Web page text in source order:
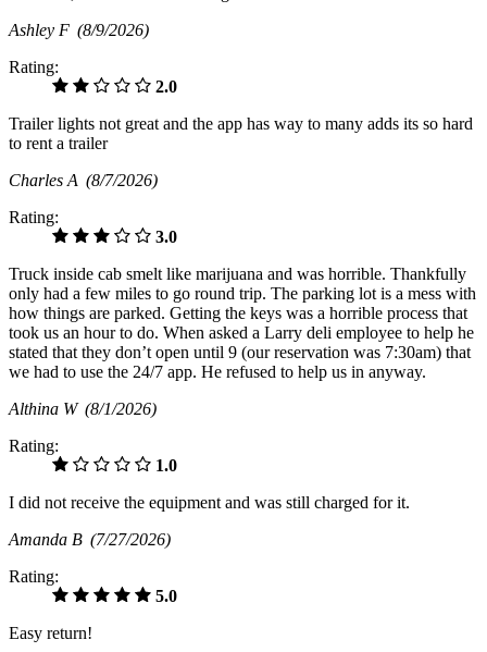
Ashley F (8/9/2026)
Rating:
2.0
Trailer lights not great and the app has way to many adds its so hard
to rent a trailer
Charles A (8/7/2026)
Rating:
3.0
Truck inside cab smelt like marijuana and was horrible. Thankfully
only had a few miles to go round trip. The parking lot is a mess with
how things are parked. Getting the keys was a horrible process that
took us an hour to do. When asked a Larry deli employee to help he
stated that they don’t open until 9 (our reservation was 7:30am) that
we had to use the 24/7 app. He refused to help us in anyway.
Althina W (8/1/2026)
Rating:
1.0
I did not receive the equipment and was still charged for it.
Amanda B (7/27/2026)
Rating:
5.0
Easy return!